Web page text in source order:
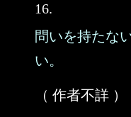
16.
問いを持たな
い。
（ 作者不詳 ）